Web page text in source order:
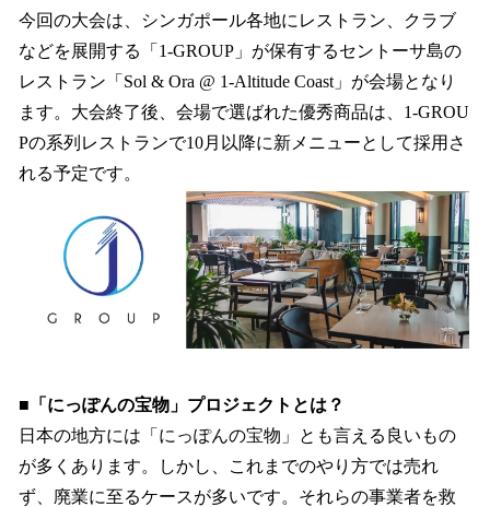
今回の大会は、シンガポール各地にレストラン、クラブ
などを展開する「1-GROUP」が保有するセントーサ島の
レストラン「Sol & Ora @ 1-Altitude Coast」が会場となり
ます。大会終了後、会場で選ばれた優秀商品は、1-GROU
Pの系列レストランで10月以降に新メニューとして採用さ
れる予定です。
■「にっぽんの宝物」プロジェクトとは？
日本の地方には「にっぽんの宝物」とも言える良いもの
が多くあります。しかし、これまでのやり方では売れ
ず、廃業に至るケースが多いです。それらの事業者を救